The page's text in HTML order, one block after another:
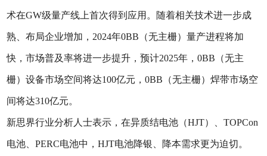
术在GW级量产线上首次得到应用。随着相关技术进一步成
熟、布局企业增加，2024年0BB（无主栅）量产进程将加
快，市场普及率将进一步提升，预计2025年，0BB（无主
栅）设备市场空间将达100亿元，0BB（无主栅）焊带市场空
间将达310亿元。
新思界行业分析人士表示，在异质结电池（HJT）、TOPCon
电池、PERC电池中，HJT电池降银、降本需求更为迫切。